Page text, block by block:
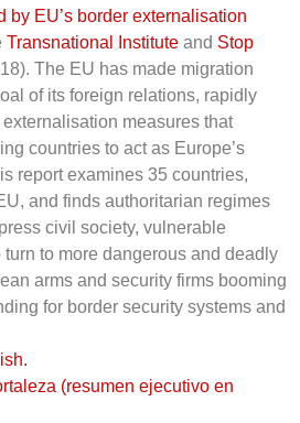
by EU’s border externalisation
Transnational Institute and Stop
The EU has made migration
of its foreign relations, rapidly
measures that
countries to act as Europe’s
report examines 35 countries,
and finds authoritarian regimes
civil society, vulnerable
turn to more dangerous and deadly
arms and security firms booming
for border security systems and
(resumen ejecutivo en